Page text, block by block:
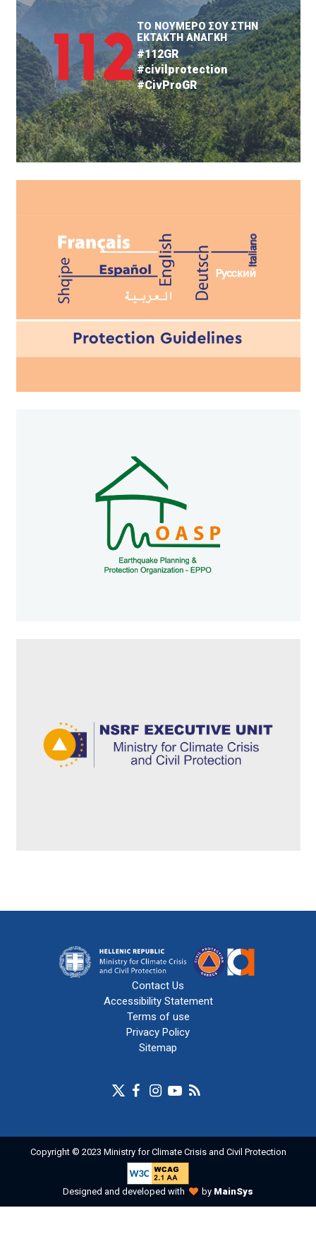
ΤΟ ΝΟΥΜΕΡΟ ΣΟΥ ΣΤΗΝ
ΕΚΤΑΚΤΗ ΑΝΑΓΚΗ
#112GR
#civilprotection
#CivProGR
Contact Us
Accessibility Statement
Terms of use
Privacy Policy
Sitemap
Copyright © 2023 Ministry for Climate Crisis and Civil Protection
Designed and developed with by MainSys